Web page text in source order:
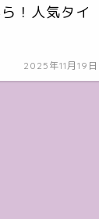
！人気タイ
2025年11月19日